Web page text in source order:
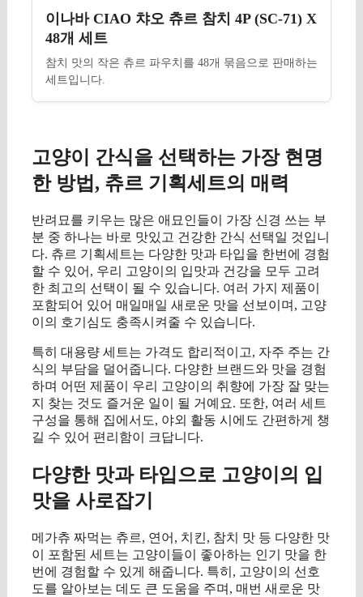
이나바 CIAO 챠오 츄르 참치 4P (SC-71) X
48개 세트
참치 맛의 작은 츄르 파우치를 48개 묶음으로 판매하는
세트입니다.
고양이 간식을 선택하는 가장 현명
한 방법, 츄르 기획세트의 매력
반려묘를 키우는 많은 애묘인들이 가장 신경 쓰는 부
분 중 하나는 바로 맛있고 건강한 간식 선택일 것입니
다. 츄르 기획세트는 다양한 맛과 타입을 한번에 경험
할 수 있어, 우리 고양이의 입맛과 건강을 모두 고려
한 최고의 선택이 될 수 있습니다. 여러 가지 제품이
포함되어 있어 매일매일 새로운 맛을 선보이며, 고양
이의 호기심도 충족시켜줄 수 있습니다.
특히 대용량 세트는 가격도 합리적이고, 자주 주는 간
식의 부담을 덜어줍니다. 다양한 브랜드와 맛을 경험
하며 어떤 제품이 우리 고양이의 취향에 가장 잘 맞는
지 찾는 것도 즐거운 일이 될 거예요. 또한, 여러 세트
구성을 통해 집에서도, 야외 활동 시에도 간편하게 챙
길 수 있어 편리함이 크답니다.
다양한 맛과 타입으로 고양이의 입
맛을 사로잡기
메가츄 짜먹는 츄르, 연어, 치킨, 참치 맛 등 다양한 맛
이 포함된 세트는 고양이들이 좋아하는 인기 맛을 한
번에 경험할 수 있게 해줍니다. 특히, 고양이의 선호
도를 알아보는 데도 큰 도움을 주며, 매번 새로운 맛